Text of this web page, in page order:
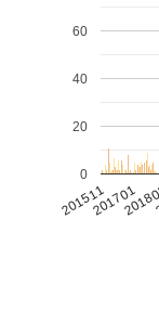
201511201701
0
20
40
60